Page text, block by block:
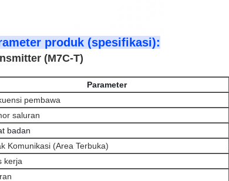
produk (spesifikasi):
(M7C-T)
Parameter
pembawa
saluran
badan
Komunikasi (Area Terbuka)
kerja